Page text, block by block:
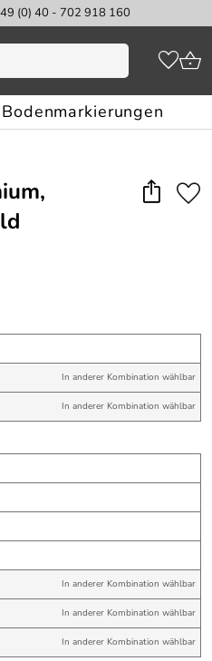
(0) 40 - 702 918 160
Bodenmarkierungen
In anderer Kombination wählbar
In anderer Kombination wählbar
In anderer Kombination wählbar
In anderer Kombination wählbar
In anderer Kombination wählbar